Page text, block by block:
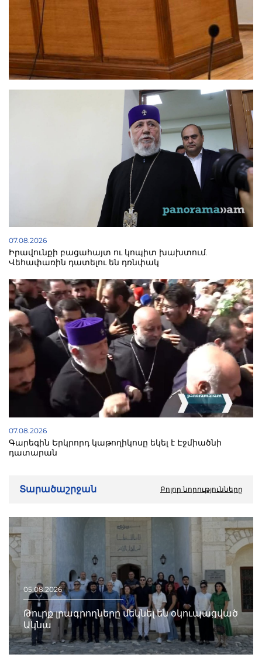
07.08.2026
Իրավունքի բացահայտ ու կոպիտ խախտում.
Վեհափառին դատելու են դռնփակ
07.08.2026
Գարեգին Երկրորդ կաթողիկոսը եկել է Էջմիածնի
դատարան
Տարածաշրջան Բոլոր նորությունները
05.08.2026
Թուրք լրագրողները մեկնել են օկուպացված
Ակնա